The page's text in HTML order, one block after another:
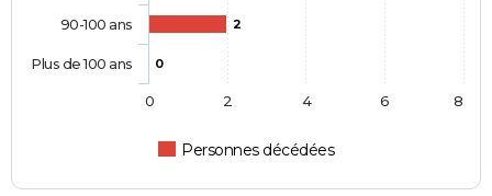
2
0
Personnes décédées
90-100 ans
Plus de 100 ans
0 2 4 6 8